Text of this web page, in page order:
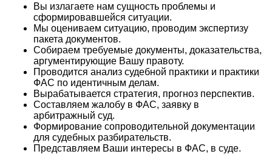
Вы излагаете нам сущность проблемы и
сформировавшейся ситуации.
Мы оцениваем ситуацию, проводим экспертизу
пакета документов.
Собираем требуемые документы, доказательства,
аргументирующие Вашу правоту.
Проводится анализ судебной практики и практики
ФАС по идентичным делам.
Вырабатывается стратегия, прогноз перспектив.
Составляем жалобу в ФАС, заявку в
арбитражный суд.
Формирование сопроводительной документации
для судебных разбирательств.
Представляем Ваши интересы в ФАС, в суде.